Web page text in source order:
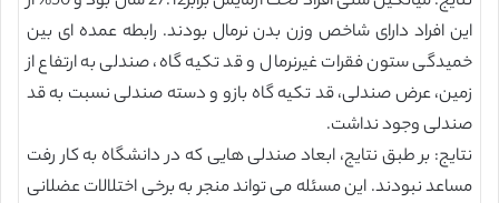
این افراد دارای شاخص وزن بدن نرمال بودند. رابطه عمده ای بین
خمیدگی ستون فقرات غیرنرمال و قد تکیه گاه، صندلی به ارتفاع از
زمین، عرض صندلی، قد تکیه گاه بازو و دسته صندلی نسبت به قد
صندلی وجود نداشت.
نتایج: بر طبق نتایج، ابعاد صندلی هایی که در دانشگاه به کار رفت
مساعد نبودند. این مسئله می تواند منجر به برخی اختلالات عضلانی